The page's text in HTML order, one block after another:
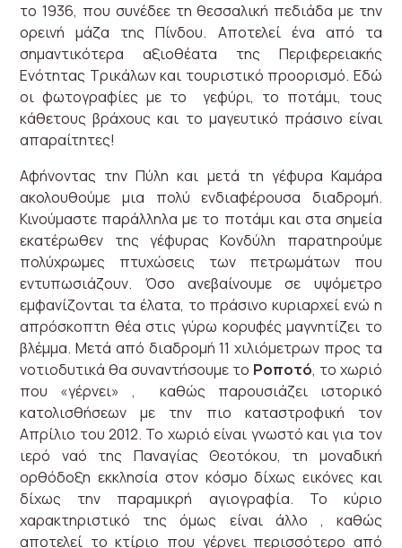
το 1936, που συνέδεε τη θεσσαλική πεδιάδα με την
ορεινή μάζα της Πίνδου. Αποτελεί ένα από τα
σημαντικότερα αξιοθέατα της Περιφερειακής
Ενότητας Τρικάλων και τουριστικό προορισμό. Εδώ
οι φωτογραφίες με το γεφύρι, το ποτάμι, τους
κάθετους βράχους και το μαγευτικό πράσινο είναι
απαραίτητες!
Αφήνοντας την Πύλη και μετά τη γέφυρα Καμάρα
ακολουθούμε μια πολύ ενδιαφέρουσα διαδρομή.
Κινούμαστε παράλληλα με το ποτάμι και στα σημεία
εκατέρωθεν της γέφυρας Κονδύλη παρατηρούμε
πολύχρωμες πτυχώσεις των πετρωμάτων που
εντυπωσιάζουν. Όσο ανεβαίνουμε σε υψόμετρο
εμφανίζονται τα έλατα, το πράσινο κυριαρχεί ενώ η
απρόσκοπτη θέα στις γύρω κορυφές μαγνητίζει το
βλέμμα. Μετά από διαδρομή 11 χιλιόμετρων προς τα
νοτιοδυτικά θα συναντήσουμε το Ροποτό, το χωριό
που «γέρνει» , καθώς παρουσιάζει ιστορικό
κατολισθήσεων με την πιο καταστροφική τον
Απρίλιο του 2012. Το χωριό είναι γνωστό και για τον
ιερό ναό της Παναγίας Θεοτόκου, τη μοναδική
ορθόδοξη εκκλησία στον κόσμο δίχως εικόνες και
δίχως την παραμικρή αγιογραφία. Το κύριο
χαρακτηριστικό της όμως είναι άλλο , καθώς
αποτελεί το κτίριο που γέρνει περισσότερο από